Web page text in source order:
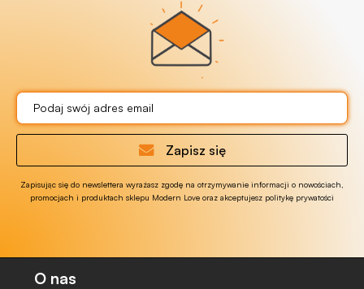
Zapisz się
Zapisując się do newslettera wyrażasz zgodę na otrzymywanie informacji o nowościach,
promocjach i produktach sklepu Modern Love oraz akceptujesz politykę prywatości
O nas